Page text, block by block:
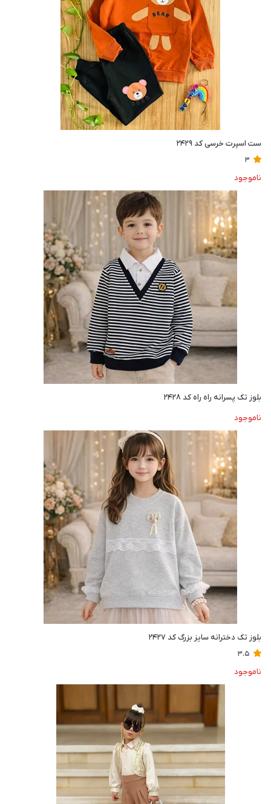
ست اسپرت خرسی کد ۲۴۲۹
3
ناموجود
بلوز تک پسرانه راه راه کد ۲۴۲۸
ناموجود
بلوز تک دخترانه سایز بزرگ کد ۲۴۲۷
3.5
ناموجود